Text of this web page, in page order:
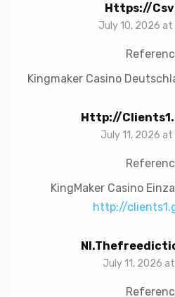
Https://
July 10, 2026 at
Kingmaker Casino
Http://
July 11, 2026 at
KingMaker Casino
http://
July 11, 2026